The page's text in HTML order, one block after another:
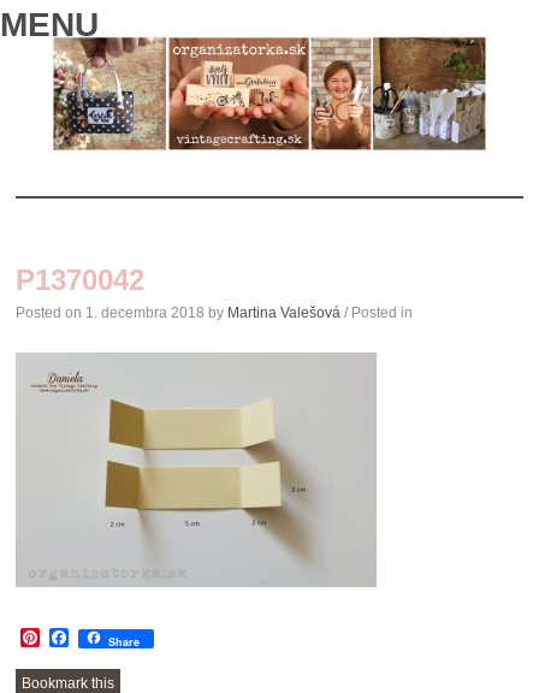
MENU
CONTENT
P1370042
Posted on 1. decembra 2018 by Martina Valešová / Posted in
Pinterest
Facebook
Share
Bookmark this